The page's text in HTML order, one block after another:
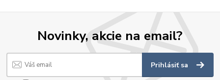
Novinky, akcie na email?
Prihlásiť sa